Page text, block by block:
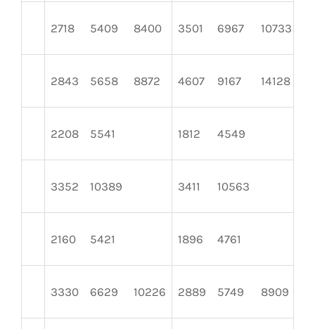
2718 5409 8400 3501 6967 10733
2843 5658 8872 4607 9167 14128
2208 5541 1812 4549
3352 10389 3411 10563
2160 5421 1896 4761
3330 6629 10226 2889 5749 8909